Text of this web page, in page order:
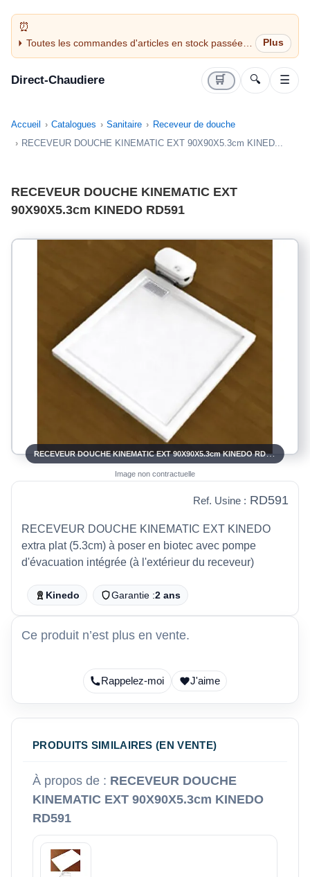
Toutes les commandes d'articles en stock passées
avant 14H sont expédiées le jour même (jours
Direct-Chaudiere 🛒 🔍 ☰
Accueil Catalogues Sanitaire
Receveur de douche
RECEVEUR DOUCHE KINEMATIC EXT 90X90X5.3cm KINED...
RECEVEUR DOUCHE KINEMATIC EXT
90X90X5.3cm KINEDO RD591
RECEVEUR DOUCHE KINEMATIC EXT 90X90X5.3cm KINEDO RD591
Image non contractuelle
Ref. Usine : RD591
RECEVEUR DOUCHE KINEMATIC EXT KINEDO
extra plat (5.3cm) à poser en biotec avec pompe
d'évacuation intégrée (à l'extérieur du receveur)
Kinedo Garantie :2 ans
Ce produit n’est plus en vente.
Rappelez-moi J'aime
PRODUITS SIMILAIRES (EN VENTE)
À propos de : RECEVEUR DOUCHE
KINEMATIC EXT 90X90X5.3cm KINEDO
RD591